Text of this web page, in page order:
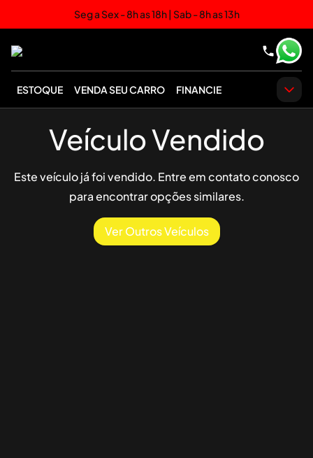
Seg a Sex - 8h as 18h | Sab - 8h as 13h
ESTOQUE VENDA SEU CARRO FINANCIE
Veículo Vendido
Este veículo já foi vendido. Entre em contato conosco
para encontrar opções similares.
Ver Outros Veículos